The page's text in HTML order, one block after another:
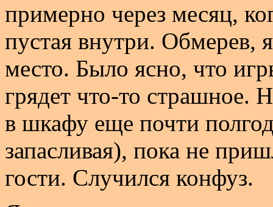
примерно через месяц,
пустая внутри. Обмерев,
место. Было ясно, что
грядет что-то страшное.
в шкафу еще почти
запасливая), пока не
гости. Случился конфуз.